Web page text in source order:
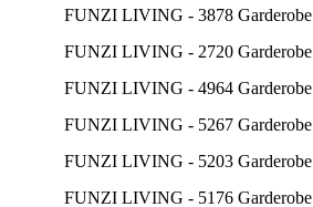
FUNZI LIVING - 3878 Garderobe
FUNZI LIVING - 2720 Garderobe
FUNZI LIVING - 4964 Garderobe
FUNZI LIVING - 5267 Garderobe
FUNZI LIVING - 5203 Garderobe
FUNZI LIVING - 5176 Garderobe